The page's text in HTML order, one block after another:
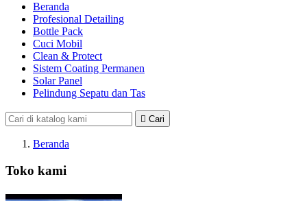
Beranda
Profesional Detailing
Bottle Pack
Cuci Mobil
Clean & Protect
Sistem Coating Permanen
Solar Panel
Pelindung Sepatu dan Tas
 Cari
Beranda
Toko kami